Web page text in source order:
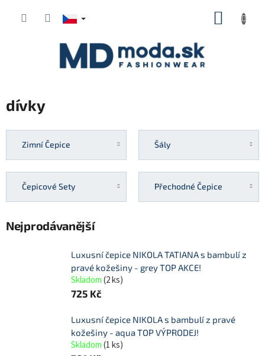
dívky
Zimní Čepice Šály
Čepicové Sety Přechodné Čepice
Nejprodávanější
Luxusní čepice NIKOLA TATIANA s bambulí z
pravé kožešiny - grey TOP AKCE!
Skladom(2 ks)
725 Kč
Luxusní čepice NIKOLA s bambulí z pravé
kožešiny - aqua TOP VÝPRODEJ!
Skladom(1 ks)